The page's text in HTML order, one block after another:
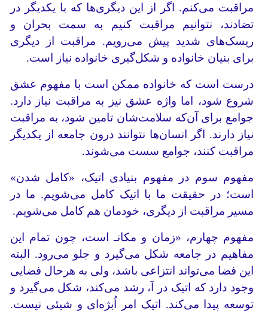
مراقبت می‌کنم. اگر از این دیگری‌ها که با یکدیگر در
تضادند، نتوانیم مراقبت کنیم به سمت بحران و
ریسک‌های شدید پیش می‌رویم. مراقبت از دیگری
برای بنیان خانواده و شکل‌گیری خانواده نیاز است.
درست است که خانواده ممکن است با مفهوم عشق
شروع شود، اما واژه عشق نیز به مراقبت نیاز دارد.
جوامع برای آن‌که سلامت‌شان تامین شود، به مراقبت
نیاز دارند. اگر انسان‌ها نتوانند درون جامعه از یکدیگر
مراقبت کنند، جوامع سست می‌شوند.
مفهوم سوم در مفهوم بنیادی اتیک، «کامل شدن»
است؛ در حقیقت ما با اتیک کامل می‌شویم. ما در
مسیر مراقبت از دیگری، خودمان هم کامل می‌شویم.
مفهوم چهارم، «زمان و مکانـ است، چون تمام این
مفاهیم در جامعه شکل می‌گیرد و جلو می‌رود. البته
این فضا می‌تواند انتزاعی باشد، ولی به هرحال فضایی
وجود دارد که اتیک در آ، رشد می‌کند، شکل می‌گیرد و
توسعه پیدا می‌کند. اتیک امر اُبژه‌ای و شیئی نیست.